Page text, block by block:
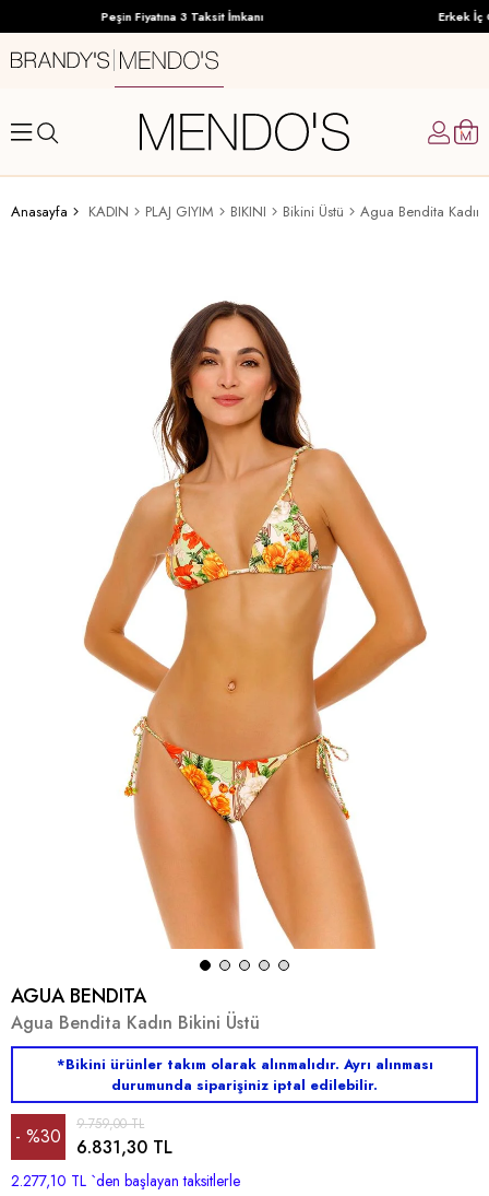
Peşin Fiyatına 3 Taksit İmkanı Erkek İç
Anasayfa KADIN PLAJ GIYIM BIKINI Bikini Üstü Agua Bendita Kadın
AGUA BENDITA
Agua Bendita Kadın Bikini Üstü
*Bikini ürünler takım olarak alınmalıdır. Ayrı alınması
durumunda siparişiniz iptal edilebilir.
%30
İndirim
9.759,00 TL
6.831,30 TL
2.277,10 TL `den başlayan taksitlerle